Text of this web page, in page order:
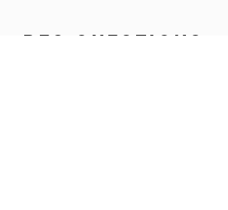
Des questions